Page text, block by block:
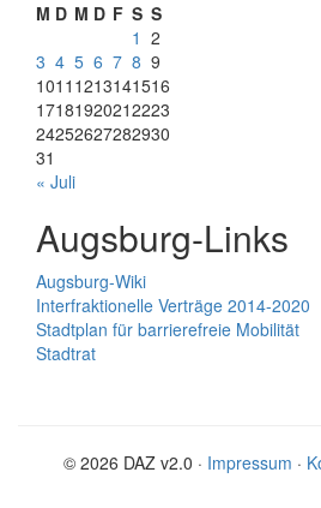
M D M D F S S
1 2
3 4 5 6 7 8 9
1011 1213141516
17181920212223
24252627282930
31
« Juli
Augsburg-Links
Augsburg-Wiki
Interfraktionelle Verträge 2014-2020
Stadtplan für barrierefreie Mobilität
Stadtrat
© 2026 DAZ v2.0 · Impressum ·